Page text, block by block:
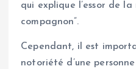
qui explique l’essor de
compagnon”.
Cependant, il est
notoriété d’une